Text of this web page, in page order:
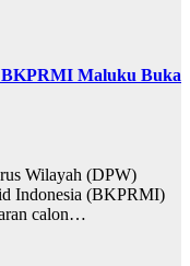
Maluku Buka
Wilayah (DPW)
Indonesia (BKPRMI)
calon…